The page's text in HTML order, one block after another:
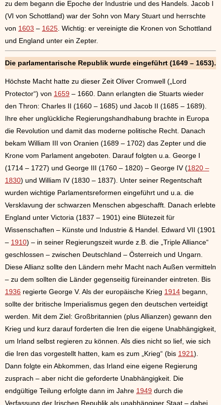
zu dem begann die Epoche der Industrie und des Handels. Jacob I
(VI von Schottland) war der Sohn von Mary Stuart und herrschte
von 1603 – 1625. Wichtig: er vereinigte die Kronen von Schottland
und England unter ein Zepter.
Die parlamentarische Republik wurde eingeführt (1649 – 1653).
Höchste Macht hatte zu dieser Zeit Oliver Cromwell („Lord
Protector“) von 1659 – 1660. Dann erlangten die Stuarts wieder
den Thron: Charles II (1660 – 1685) und Jacob II (1685 – 1689).
Ihre eher unglückliche Regierungshandhabung brachte in Europa
die Revolution und damit das moderne politische Recht. Danach
bekam William III von Oranien (1689 – 1702) das Zepter und die
Krone vom Parlament angeboten. Darauf folgten u.a. George I
(1714 – 1727) und George III (1760 – 1820) – George IV (1820 –
1830) und William IV (1830 – 1837). Unter seiner Regentschaft
wurden wichtige Parlamentsreformen eingeführt und u.a. die
Versklavung der schwarzen Menschen abgeschafft. Danach erlebte
England unter Victoria (1837 – 1901) eine Blütezeit für
Wissenschaften – Künste und Industrie & Handel. Edward VII (1901
– 1910) – in seiner Regierungszeit wurde z.B. die „Triple Alliance“
geschlossen – zwischen Deutschland – Österreich und Ungarn.
Diese Allianz sollte den Ländern mehr Macht nach Außen vermitteln
– zu dem sollten die Länder gegenseitig füreinander eintreten. Bis
1936 regierte George V. Als der europäische Krieg 1914 begann,
sollte der britische Imperialismus gegen den deutschen verteidigt
werden. Mit dem Ziel: Großbritannien (plus Allianzen) gewann den
Krieg und kurz darauf forderten die Iren die eigene Unabhängigkeit,
um Irland selbst regieren zu können. Als dies nicht so lief, wie sich
die Iren das vorgestellt hatten, kam es zum „Krieg“ (bis 1921).
Dann folgte ein Abkommen, das Irland eine eigene Regierung
zusprach – aber nicht die geforderte Unabhängigkeit. Die
endgültige Teilung erfolgte dann im Jahre 1949 durch die
Verfassung der Irischen Republik als unabhängiger Staat – dabei